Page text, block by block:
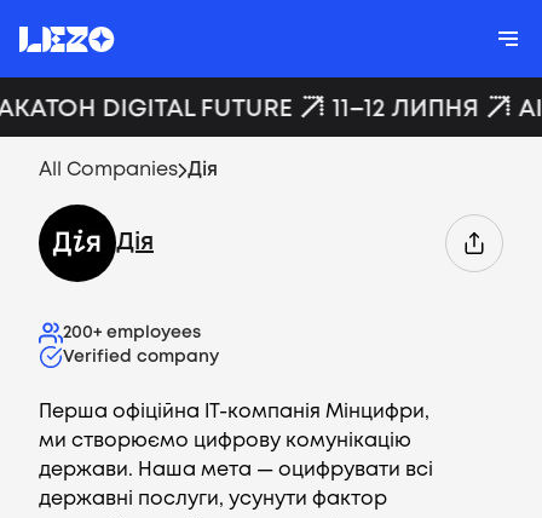
DIGITAL FUTURE 11–12 ЛИПНЯ
All Companies Дія
Дія
200+ employees
Verified company
Перша офіційна IT-компанія Мінцифри,
ми створюємо цифрову комунікацію
держави. Наша мета — оцифрувати всі
державні послуги, усунути фактор